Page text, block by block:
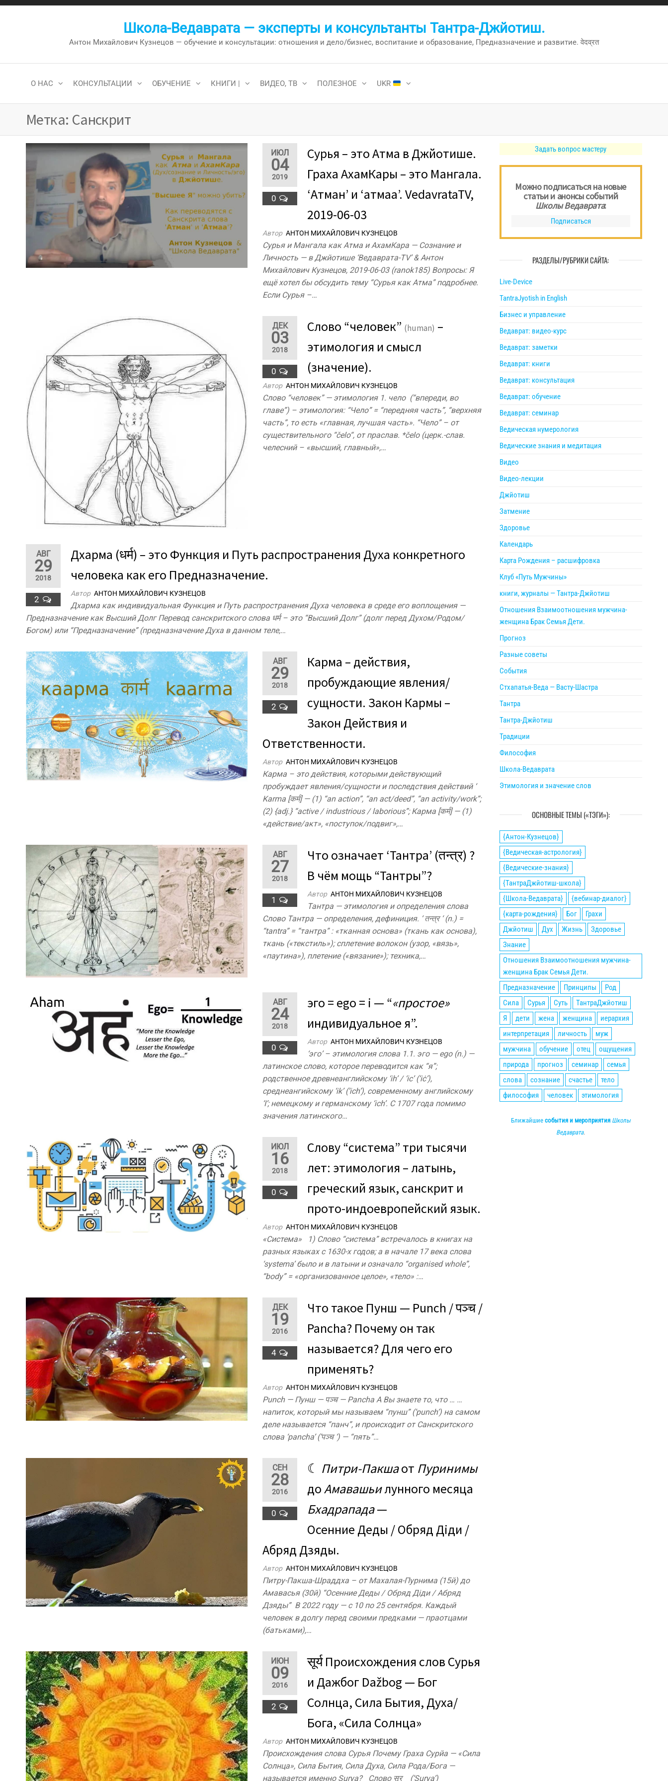
Перейти
Школа-Ведаврата — эксперты и консультанты Тантра-Джйотиш.
Антон Михайлович Кузнецов — обучение и консультации: отношения и дело/бизнес, воспитание и образование, Предназначение и развитие. वेदव्रत
О НАС КОНСУЛЬТАЦИИ ОБУЧЕНИЕ КНИГИ | ВИДЕО, ТВ ПОЛЕЗНОЕ UKR
Метка: Санскрит
ИЮЛ
04
2019
0
Сурья – это Атма в Джйотише.
Граха АхамКары – это Мангала.
‘Атман’ и ‘атмаа’. VedavrataTV,
2019-06-03
Автор АНТОН МИХАЙЛОВИЧ КУЗНЕЦОВ
Сурья и Мангала как Атма и АхамКара — Сознание и
Личность — в Джйотише ‘Ведаврата-TV’ & Антон
Михайлович Кузнецов, 2019-06-03 (ranok185) Вопросы: Я
ещё хотел бы обсудить тему “Сурья как Атма” подробнее.
Если Сурья –…
ДЕК
03
2018
0
Слово “человек” (human) –
этимология и смысл
(значение).
Автор АНТОН МИХАЙЛОВИЧ КУЗНЕЦОВ
Слово “человек” — этимология 1. чело (“впереди, во
главе”) – этимология: “Чело” = “передняя часть”, “верхняя
часть”, то есть «главная, лучшая часть». “Чело” – от
существительного “čelo“, от праслав. *čelo (церк.-слав.
челесний – «высший, главный»,…
АВГ
29
2018
2
Дхарма (धर्म) – это Функция и Путь распространения Духа конкретного
человека как его Предназначение.
Автор АНТОН МИХАЙЛОВИЧ КУЗНЕЦОВ
Дхарма как индивидуальная Функция и Путь распространения Духа человека в среде его воплощения —
Предназначение как Высший Долг Перевод санскритского слова धर्म – это “Высший Долг” (долг перед Духом/Родом/
Богом) или “Предназначение” (предназначение Духа в данном теле,…
АВГ
29
2018
2
Карма – действия,
пробуждающие явления/
сущности. Закон Кармы –
Закон Действия и
Ответственности.
Автор АНТОН МИХАЙЛОВИЧ КУЗНЕЦОВ
Карма – это действия, которыми действующий
пробуждает явления/сущности и последствия действий ‘
Karma [कर्म] — (1) “an action”, “an act/deed”, “an activity/work”;
(2) {adj.} “active / industrious / laborious”; Карма [कर्म] — (1)
«действие/акт», «поступок/подвиг»,…
АВГ
27
2018
1
Что означает ‘Тантра’ (तन्त्र) ?
В чём мощь “Тантры”?
Автор АНТОН МИХАЙЛОВИЧ КУЗНЕЦОВ
Тантра — этимология и определения слова
Слово Тантра — определения, дефиниция. ‘ तन्त्र ‘ (n.) =
“tantra” = “тантра” : «тканная основа» (ткань как основа),
ткань («текстиль»); сплетение волокон (узор, «вязь»,
«паутина»), плетение («вязание»); техника,…
АВГ
24
2018
0
эго = ego = i — “«простое»
индивидуальное я”.
Автор АНТОН МИХАЙЛОВИЧ КУЗНЕЦОВ
‘эго’ – этимология слова 1.1. эго — ego (n.) —
латинское слово, которое переводится как “я”;
родственное древнеанглийскому ‘ih’ / ‘ic’ (‘iċ’),
среднеангийскому ‘ik’ (‘ich’), современному английскому
‘I’; немецкому и германскому ‘ich’. С 1707 года помимо
значения латинского…
ИЮЛ
16
2018
0
Слову “система” три тысячи
лет: этимология – латынь,
греческий язык, санскрит и
прото-индоевропейский язык.
Автор АНТОН МИХАЙЛОВИЧ КУЗНЕЦОВ
«Система» 1) Слово “система” встречалось в книгах на
разных языках с 1630-х годов; а в начале 17 века слова
‘systema’ было и в латыни и означало “organised whole”,
“body” = «организованное целое», «тело» :…
ДЕК
19
2016
4
Что такое Пунш — Punch / पञ्च /
Pancha? Почему он так
называется? Для чего его
применять?
Автор АНТОН МИХАЙЛОВИЧ КУЗНЕЦОВ
Punch — Пунш — पञ्च — Pancha А Вы знаете то, что … …
напиток, который мы называем “пунш” (‘punch’) на самом
деле называется “панч”, и происходит от Санскритского
слова ‘pancha’ (‘पञ्च ‘) — “пять”…
СЕН
28
2016
0
☾ Питри-Пакшаот Пуринимы
доАмавашьилунного месяца
Бхадрапада—
Осенние Деды / Обряд Дiди /
Абряд Дзяды.
Автор АНТОН МИХАЙЛОВИЧ КУЗНЕЦОВ
Питру-Пакша-Шраддха – от Махалая-Пурнима (15й) до
Амавасья (30й) “Осенние Деды / Обряд Дiди / Абряд
Дзяды” В 2022 году — с 10 по 25 сентября. Каждый
человек в долгу перед своими предками — праотцами
(батьками),…
ИЮН
09
2016
2
सूर्य Происхождения слов Сурья
и Дажбог Dažbog — Бог
Солнца, Сила Бытия, Духа/
Бога, «Сила Солнца»
Автор АНТОН МИХАЙЛОВИЧ КУЗНЕЦОВ
Происхождения слова Сурья Почему Граха Сурйа — «Сила
Солнца», Сила Бытия, Сила Духа, Сила Рода/Бога —
называется именно Surya? Слово सूर (‘Surya’)
Задать вопрос мастеру
Можно подписаться на новые
статьи и анонсы событий
Школы Ведаврата:
Подписаться
РАЗДЕЛЫ/РУБРИКИ САЙТА:
Live-Device
TantraJyotish in English
Бизнес и управление
Ведаврат: видео-курс
Ведаврат: заметки
Ведаврат: книги
Ведаврат: консультация
Ведаврат: обучение
Ведаврат: семинар
Ведическая нумерология
Ведические знания и медитация
Видео
Видео-лекции
Джйотиш
Затмение
Здоровье
Календарь
Карта Рождения – расшифровка
Клуб «Путь Мужчины»
книги, журналы — Тантра-Джйотиш
Отношения Взаимоотношения мужчина-
женщина Брак Семья Дети.
Прогноз
Разные советы
События
Стхапатья-Веда — Васту-Шастра
Тантра
Тантра-Джйотиш
Традиции
Философия
Школа-Ведаврата
Этимология и значение слов
ОСНОВНЫЕ ТЕМЫ («ТЭГИ»):
{Антон-Кузнецов}
{Ведическая-астрология}
{Ведические-знания}
{ТантраДжйотиш-школа}
{Школа-Ведаврата}
{вебинар-диалог}
{карта-рождения}
Бог
Грахи
Джйотиш
Дух Жизнь
Здоровье
Знание
Отношения Взаимоотношения мужчина-
женщина Брак Семья Дети.
Предназначение
Принципы
Род
Сила
Сурья Суть
ТантраДжйотиш
Я
дети жена женщина
иерархия
интерпретация
личность
муж
мужчина
обучение отец
ощущения
природа
прогноз семинар
семья
слова
сознание счастье
тело
философия
человек этимология
Ближайшие события и мероприятия Школы
Ведаврата.